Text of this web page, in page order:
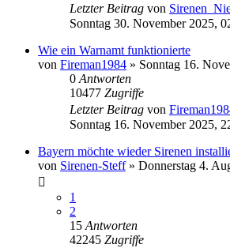
Letzter Beitrag von
Sonntag 30. November 2025,
Wie ein Warnamt funktionierte
von Fireman1984 » Sonntag 16.
0 Antworten
10477 Zugriffe
Letzter Beitrag von
Sonntag 16. November 2025,
Bayern möchte wieder Sirenen
von Sirenen-Steff» Donnerstag 4.
1
2
15 Antworten
42245 Zugriffe